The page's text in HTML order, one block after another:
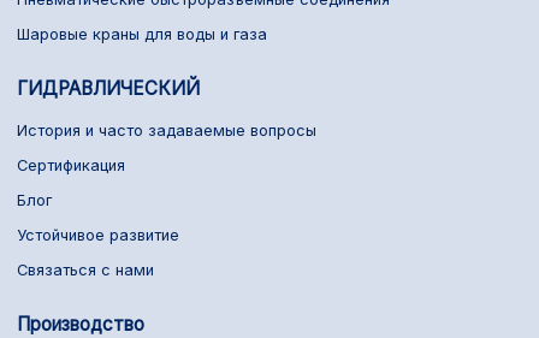
Шаровые краны для воды и газа
ГИДРАВЛИЧЕСКИЙ
История и часто задаваемые вопросы
Сертификация
Блог
Устойчивое развитие
Связаться с нами
Производство